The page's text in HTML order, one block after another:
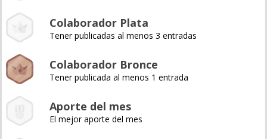
Colaborador Plata
Tener publicadas al menos 3 entradas
Colaborador Bronce
Tener publicada al menos 1 entrada
Aporte del mes
El mejor aporte del mes